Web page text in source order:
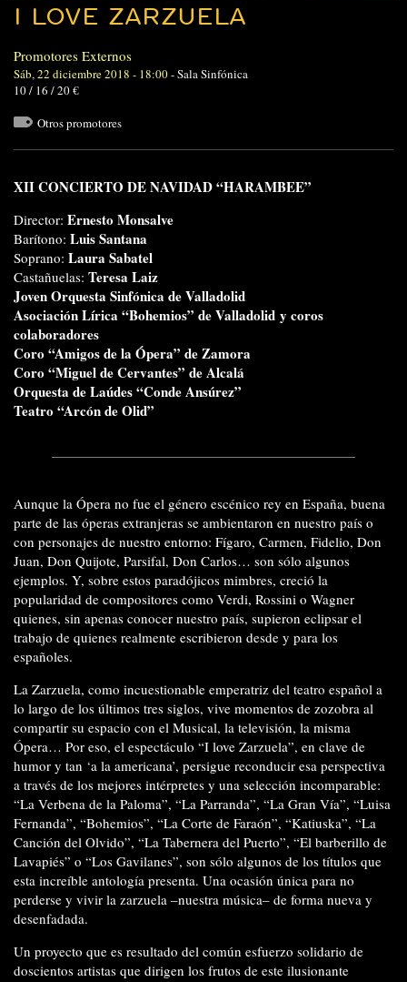
I LOVE ZARZUELA
Promotores Externos
Sáb, 22 diciembre 2018 - 18:00-Sala Sinfónica
10 / 16 / 20 €
Otros promotores
XII CONCIERTO DE NAVIDAD “HARAMBEE”
Director: Ernesto Monsalve
Barítono: Luis Santana
Soprano: Laura Sabatel
Castañuelas: Teresa Laiz
Joven Orquesta Sinfónica de Valladolid
Asociación Lírica “Bohemios” de Valladolid y coros
colaboradores
Coro “Amigos de la Ópera” de Zamora
Coro “Miguel de Cervantes” de Alcalá
Orquesta de Laúdes “Conde Ansúrez”
Teatro “Arcón de Olid”
Aunque la Ópera no fue el género escénico rey en España, buena
parte de las óperas extranjeras se ambientaron en nuestro país o
con personajes de nuestro entorno: Fígaro, Carmen, Fidelio, Don
Juan, Don Quijote, Parsifal, Don Carlos… son sólo algunos
ejemplos. Y, sobre estos paradójicos mimbres, creció la
popularidad de compositores como Verdi, Rossini o Wagner
quienes, sin apenas conocer nuestro país, supieron eclipsar el
trabajo de quienes realmente escribieron desde y para los
españoles.
La Zarzuela, como incuestionable emperatriz del teatro español a
lo largo de los últimos tres siglos, vive momentos de zozobra al
compartir su espacio con el Musical, la televisión, la misma
Ópera… Por eso, el espectáculo “I love Zarzuela”, en clave de
humor y tan ‘a la americana’, persigue reconducir esa perspectiva
a través de los mejores intérpretes y una selección incomparable:
“La Verbena de la Paloma”, “La Parranda”, “La Gran Vía”, “Luisa
Fernanda”, “Bohemios”, “La Corte de Faraón”, “Katiuska”, “La
Canción del Olvido”, “La Tabernera del Puerto”, “El barberillo de
Lavapiés” o “Los Gavilanes”, son sólo algunos de los títulos que
esta increíble antología presenta. Una ocasión única para no
perderse y vivir la zarzuela –nuestra música– de forma nueva y
desenfadada.
Un proyecto que es resultado del común esfuerzo solidario de
doscientos artistas que dirigen los frutos de este ilusionante